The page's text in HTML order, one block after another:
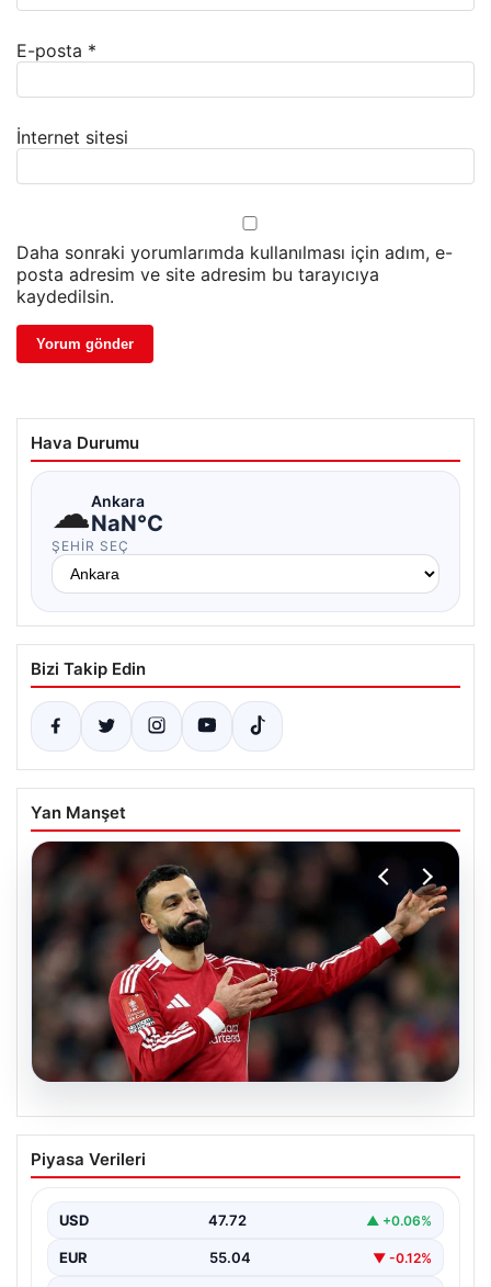
E-posta *
İnternet sitesi
Daha sonraki yorumlarımda kullanılması için adım, e-
posta adresim ve site adresim bu tarayıcıya
kaydedilsin.
Hava Durumu
☁Ankara
NaN°C
ŞEHIR SEÇ
Bizi Takip Edin
Yan Manşet
05.08.2026
Beşiktaş’tan Mohamed Salah sonrası
dev hamle!
Piyasa Verileri
USD 47.72 ▲ +0.06%
EUR 55.04 ▼ -0.12%